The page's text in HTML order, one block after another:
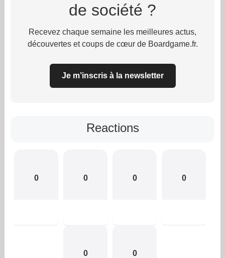
de société ?
Recevez chaque semaine les meilleures actus,
découvertes et coups de cœur de Boardgame.fr.
Je m’inscris à la newsletter
Reactions
0 0 0 0
0 0